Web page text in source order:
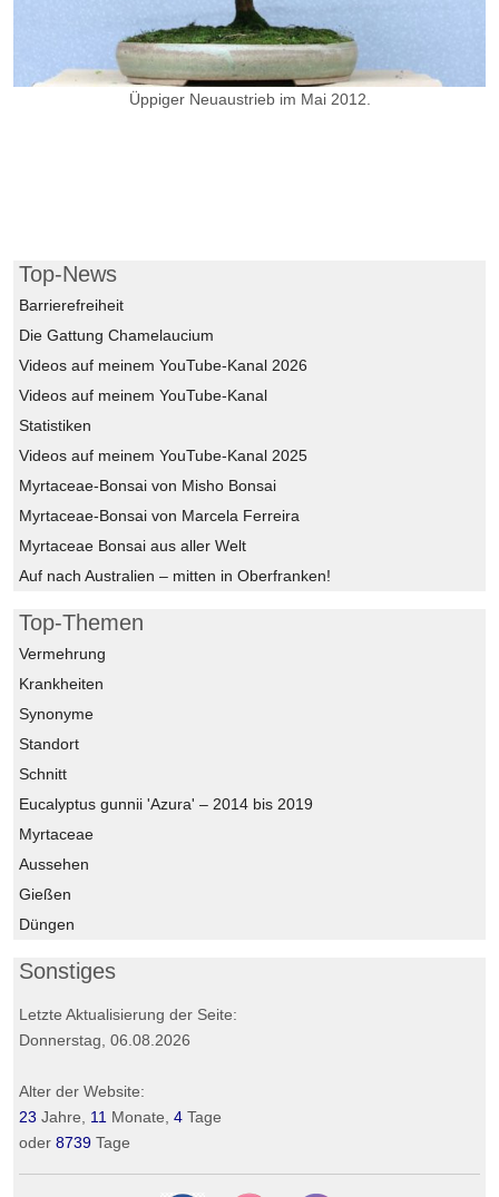
Üppiger Neuaustrieb im Mai 2012.
Top-News
Barrierefreiheit
Die Gattung Chamelaucium
Videos auf meinem YouTube-Kanal 2026
Videos auf meinem YouTube-Kanal
Statistiken
Videos auf meinem YouTube-Kanal 2025
Myrtaceae-Bonsai von Misho Bonsai
Myrtaceae-Bonsai von Marcela Ferreira
Myrtaceae Bonsai aus aller Welt
Auf nach Australien – mitten in Oberfranken!
Top-Themen
Vermehrung
Krankheiten
Synonyme
Standort
Schnitt
Eucalyptus gunnii 'Azura' – 2014 bis 2019
Myrtaceae
Aussehen
Gießen
Düngen
Sonstiges
Letzte Aktualisierung der Seite:
Donnerstag, 06.08.2026
Alter der Website:
23 Jahre, 11 Monate, 4 Tage
oder 8739 Tage